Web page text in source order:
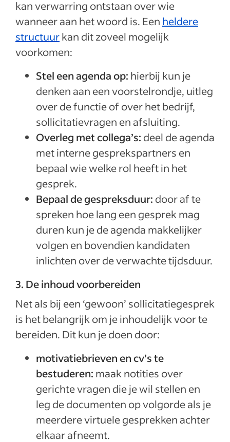
kan verwarring ontstaan over wie
wanneer aan het woord is. Een heldere
structuurkan dit zoveel mogelijk
voorkomen:
Stel een agenda op: hierbij kun je
denken aan een voorstelrondje, uitleg
over de functie of over het bedrijf,
sollicitatievragen en afsluiting.
Overleg met collega’s: deel de agenda
met interne gesprekspartners en
bepaal wie welke rol heeft in het
gesprek.
Bepaal de gespreksduur: door af te
spreken hoe lang een gesprek mag
duren kun je de agenda makkelijker
volgen en bovendien kandidaten
inlichten over de verwachte tijdsduur.
3. De inhoud voorbereiden
Net als bij een ‘gewoon’ sollicitatiegesprek
is het belangrijk om je inhoudelijk voor te
bereiden. Dit kun je doen door:
motivatiebrieven en cv’s te
bestuderen: maak notities over
gerichte vragen die je wil stellen en
leg de documenten op volgorde als je
meerdere virtuele gesprekken achter
elkaar afneemt.